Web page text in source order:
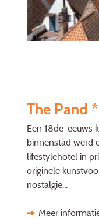
The Pand
Een 18de-eeuws
binnenstad werd
lifestylehotel in
originele
nostalgie...
Meer